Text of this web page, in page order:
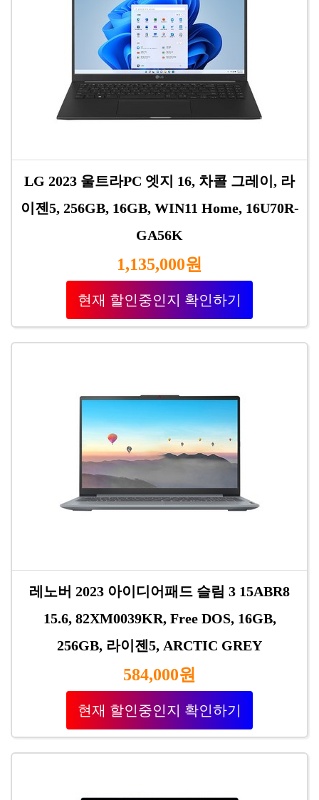
LG 2023 울트라PC 엣지 16, 차콜 그레이, 라
이젠5, 256GB, 16GB, WIN11 Home, 16U70R-
GA56K
1,135,000원
현재 할인중인지 확인하기
레노버 2023 아이디어패드 슬림 3 15ABR8
15.6, 82XM0039KR, Free DOS, 16GB,
256GB, 라이젠5, ARCTIC GREY
584,000원
현재 할인중인지 확인하기